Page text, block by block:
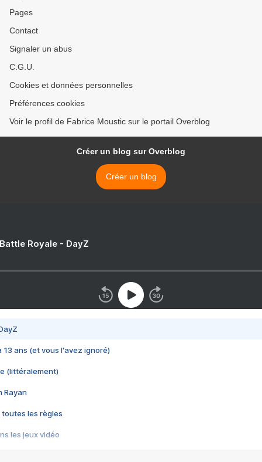
Pages
Contact
Signaler un abus
C.G.U.
Cookies et données personnelles
Préférences cookies
Voir le profil de Fabrice Moustic sur le portail Overblog
Créer un blog sur Overblog
Créer un blog
Royale - DayZ
13 ans (et vous l'avez ignoré)
(littéralement)
Rayan
toutes les règles
les jeux vidéo